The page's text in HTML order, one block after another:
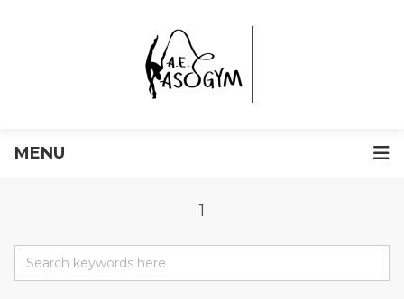
MENU
1